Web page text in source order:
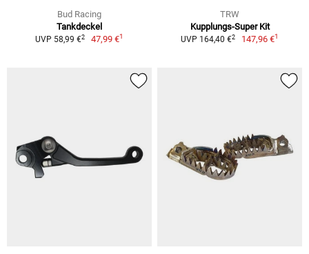
Bud Racing
Tankdeckel
UVP 58,99 €2 47,99 €1
TRW
Kupplungs-Super Kit
UVP 164,40 €2 147,96 €1